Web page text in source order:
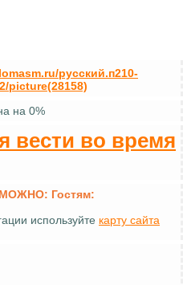
русский.п210-
picture(28158)
на 0%
вести во время
МОЖНО: Гостям:
используйте карту сайта